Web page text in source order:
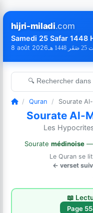
hijri-miladi.com
Samedi 25 Safar 1448
8 août 2026 هـ
🔍 Rechercher dans
/ Quran / Sourate
Les
Sourate médinoise—
Le Quran se
← verset
📖
Page